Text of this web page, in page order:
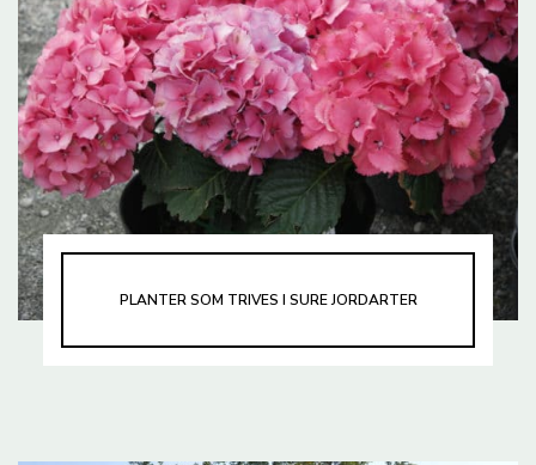
PLANTER SOM TRIVES I SURE JORDARTER